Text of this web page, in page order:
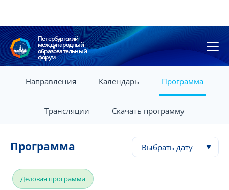
Петербургский
международный
образовательный
форум
Направления Календарь Программа
Трансляции Скачать программу
Программа Выбрать дату
Деловая программа